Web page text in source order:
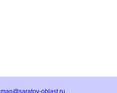
map@saratov-oblast.ru